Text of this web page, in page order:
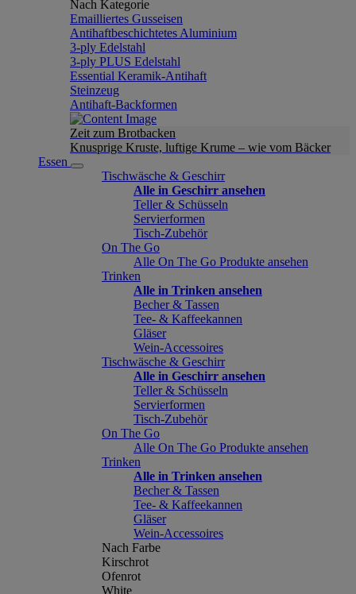
Nach Kategorie
Emailliertes Gusseisen
Antihaftbeschichtetes Aluminium
3-ply Edelstahl
3-ply PLUS Edelstahl
Essential Keramik-Antihaft
Steinzeug
Antihaft-Backformen
Zeit zum Brotbacken
Knusprige Kruste, luftige Krume – wie vom Bäcker
Essen
Tischwäsche & Geschirr
Alle in Geschirr ansehen
Teller & Schüsseln
Servierformen
Tisch-Zubehör
On The Go
Alle On The Go Produkte ansehen
Trinken
Alle in Trinken ansehen
Becher & Tassen
Tee- & Kaffeekannen
Gläser
Wein-Accessoires
Tischwäsche & Geschirr
Alle in Geschirr ansehen
Teller & Schüsseln
Servierformen
Tisch-Zubehör
On The Go
Alle On The Go Produkte ansehen
Trinken
Alle in Trinken ansehen
Becher & Tassen
Tee- & Kaffeekannen
Gläser
Wein-Accessoires
Nach Farbe
Kirschrot
Ofenrot
White